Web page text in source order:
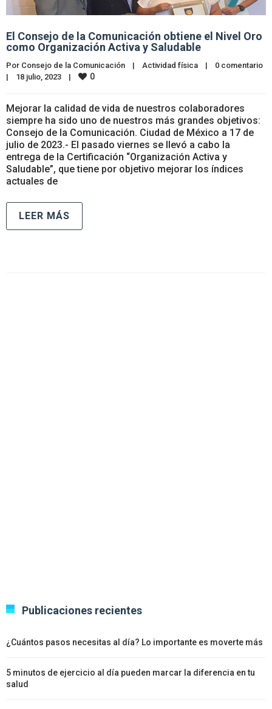
El Consejo de la Comunicación obtiene el Nivel Oro
como Organización Activa y Saludable
Por Consejo de la Comunicación | Actividad física |
0 comentario
|
18 julio, 2023 | 0
Mejorar la calidad de vida de nuestros colaboradores
siempre ha sido uno de nuestros más grandes objetivos:
Consejo de la Comunicación. Ciudad de México a 17 de
julio de 2023.- El pasado viernes se llevó a cabo la
entrega de la Certificación “Organización Activa y
Saludable”, que tiene por objetivo mejorar los índices
actuales de
LEER MÁS
Publicaciones recientes
¿Cuántos pasos necesitas al día? Lo importante es moverte más
5 minutos de ejercicio al día pueden marcar la diferencia en tu
salud